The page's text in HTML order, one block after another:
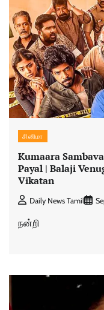
சினிமா
Kumaara
Payal | Balaji
Vikatan
Daily News Tamil
நன்றி